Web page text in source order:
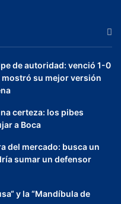
de autoridad: venció 1-0
mostró su mejor versión
certeza: los pibes
a Boca
del mercado: busca un
sumar un defensor
y la “Mandíbula de